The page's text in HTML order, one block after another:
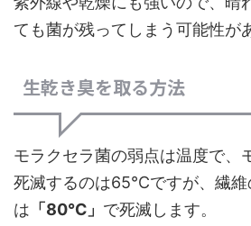
ても菌が残ってしまう可能性が
生乾き臭を取る方法
モラクセラ菌の弱点は温度で、
死滅するのは65℃ですが、繊維
は 「80℃」 で死滅します。